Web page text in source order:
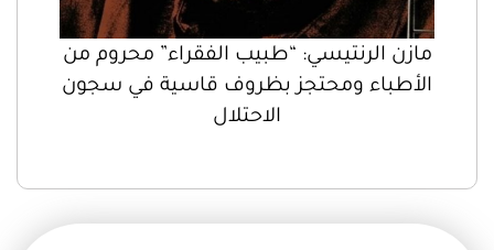
مازن الرنتيسي: “طبيب الفقراء” محروم من
الأطباء ومحتجز بظروف قاسية في سجون
الاحتلال